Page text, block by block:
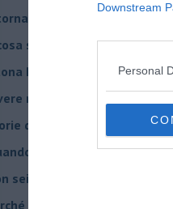
Downstream
Personal
indietro di vent’anni
serve davvero la
Pasqua e … buona
nell’incertezza
di rinascita: i Take That
la rigidità del
sei indietro, stai
abbiamo bisogno di